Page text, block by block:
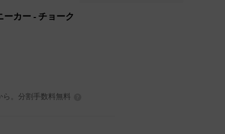
ーカー - チョーク
。分割手数料無料